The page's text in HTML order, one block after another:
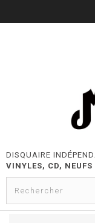
DISQUAIRE
VINYLES, CD,